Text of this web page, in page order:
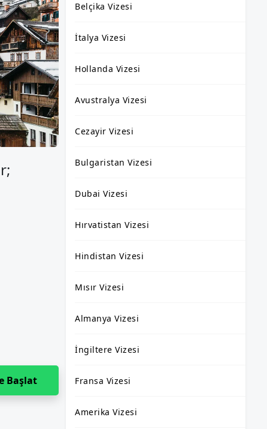
Başlat
Belçika Vizesi
İtalya Vizesi
Hollanda Vizesi
Avustralya Vizesi
Cezayir Vizesi
Bulgaristan Vizesi
Dubai Vizesi
Hırvatistan Vizesi
Hindistan Vizesi
Mısır Vizesi
Almanya Vizesi
İngiltere Vizesi
Fransa Vizesi
Amerika Vizesi